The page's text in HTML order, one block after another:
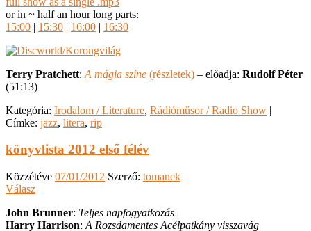
or in ~ half an hour long parts:
15:00 | 15:30 | 16:00 | 16:30
Terry Pratchett: A mágia színe (részletek) – előadja: Rudolf Péter
(51:13)
Kategória: Irodalom / Literature, Rádióműsor / Radio Show |
Címke: jazz, litera, rip
könyvlista 2012 első félév
Közzétéve 07/01/2012 Szerző: tomanek
Válasz
John Brunner: Teljes napfogyatkozás
Harry Harrison: A Rozsdamentes Acélpatkány visszavág